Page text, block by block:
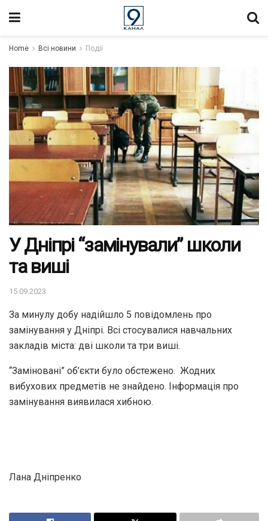
Home Всі новини Події
У Дніпрі “замінували” школи
та виші
15.09.2023
За минулу добу надійшло 5 повідомлень про
замінування у Дніпрі. Всі стосувалися навчальних
закладів міста: дві школи та три виші.
“Заміновані” об’єкти було обстежено. Жодних
вибухових предметів не знайдено. Інформація про
замінування виявилася хибною.
Лана Дніпренко